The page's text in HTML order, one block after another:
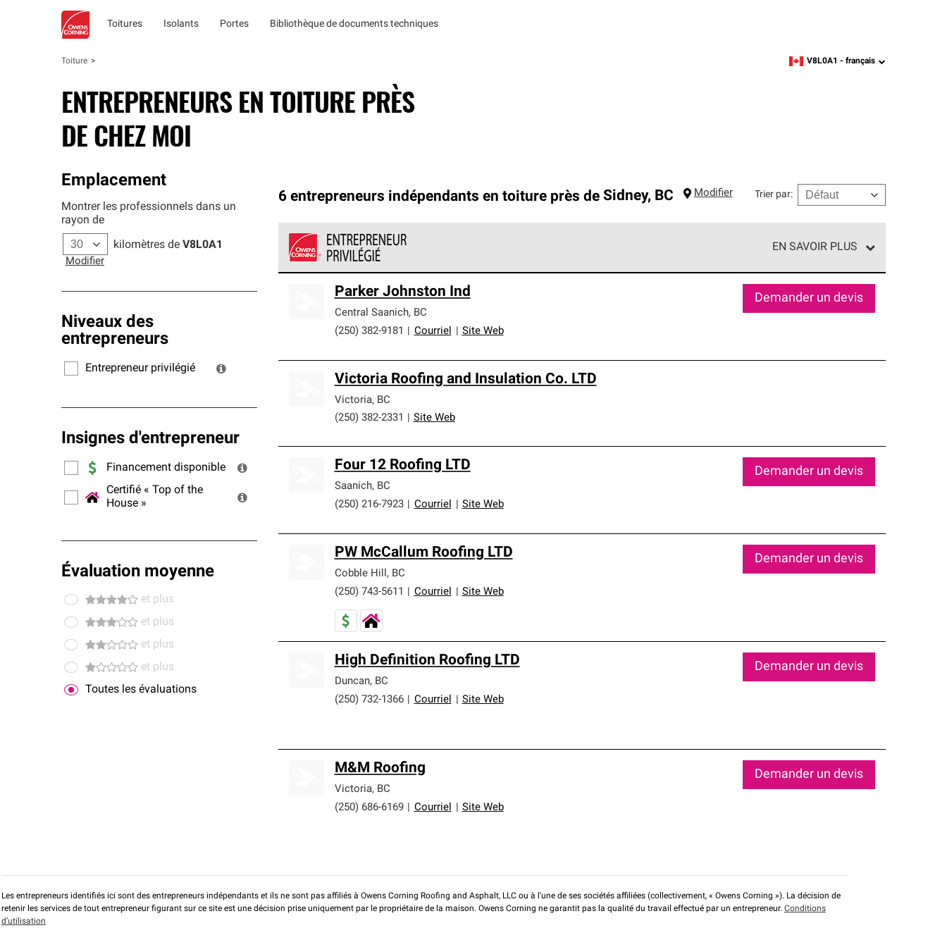
Toitures Isolants Portes Bibliothèque de documents techniques
Toiture zipcode,language
V8L0A1 - français
ENTREPRENEURS EN TOITURE PRÈS
DE CHEZ MOI
Emplacement
Montrer les professionnels dans un
rayon de
kilomètres de V8L0A1
Modifier
Niveaux des
entrepreneurs
Entrepreneur privilégié
Insignes d'entrepreneur
Financement disponible
Certifié « Top of the
House »
Évaluation moyenne
et plus
et plus
et plus
et plus
Toutes les évaluations
6 entrepreneurs indépendants en toiture près de Sidney, BC Modifier Trier par:
EN SAVOIR PLUS
qui répondent à des normes élevées et à des exigences rigoureuses en matière de professionnalisme et de fiabilité.
Parker Johnston Ind
Central Saanich, BC
(250) 382-9181
Courriel Site Web
Demander un devis
Victoria Roofing and Insulation Co. LTD
Victoria, BC
(250) 382-2331
Site Web
Four 12 Roofing LTD
Saanich, BC
(250) 216-7923
Courriel Site Web
Demander un devis
PW McCallum Roofing LTD
Cobble Hill, BC
(250) 743-5611
Courriel Site Web
Demander un devis
High Definition Roofing LTD
Duncan, BC
(250) 732-1366
Courriel Site Web
Demander un devis
M&M Roofing
Victoria, BC
(250) 686-6169
Courriel Site Web
Demander un devis
Les entrepreneurs identifiés ici sont des entrepreneurs indépendants et ils ne sont pas affiliés à Owens Corning Roofing and Asphalt, LLC ou à l'une de ses sociétés affiliées (collectivement, « Owens Corning »). La décision de
retenir les services de tout entrepreneur figurant sur ce site est une décision prise uniquement par le propriétaire de la maison. Owens Corning ne garantit pas la qualité du travail effectué par un entrepreneur. Conditions
d’utilisation